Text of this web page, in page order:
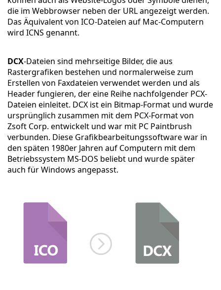
die im Webbrowser neben der URL angezeigt werden.
Das Äquivalent von ICO-Dateien auf Mac-Computern
wird ICNS genannt.
DCX-Dateien sind mehrseitige Bilder, die aus
Rastergrafiken bestehen und normalerweise zum
Erstellen von Faxdateien verwendet werden und als
Header fungieren, der eine Reihe nachfolgender PCX-
Dateien einleitet. DCX ist ein Bitmap-Format und wurde
ursprünglich zusammen mit dem PCX-Format von
Zsoft Corp. entwickelt und war mit PC Paintbrush
verbunden. Diese Grafikbearbeitungssoftware war in
den späten 1980er Jahren auf Computern mit dem
Betriebssystem MS-DOS beliebt und wurde später
auch für Windows angepasst.